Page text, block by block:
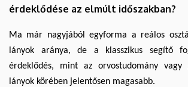
érdeklődése az elmúlt időszakban?
Ma már nagyjából egyforma a reálos
lányok aránya, de a klasszikus segítő
érdeklődés, mint az orvostudomány vagy
lányok körében jelentősen magasabb.